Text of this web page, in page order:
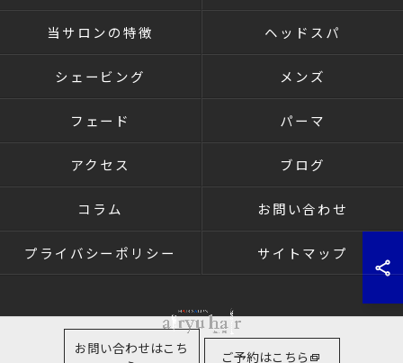
お問い合わせはこち
ご予約はこちら
当サロンの特徴 ヘッドスパ
シェービング メンズ
フェード パーマ
アクセス ブログ
コラム お問い合わせ
プライバシーポリシー サイトマップ